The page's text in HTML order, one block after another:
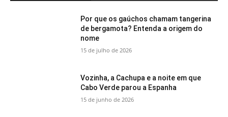
Por que os gaúchos chamam tangerina
de bergamota? Entenda a origem do
nome
15 de julho de 2026
Vozinha, a Cachupa e a noite em que
Cabo Verde parou a Espanha
15 de junho de 2026